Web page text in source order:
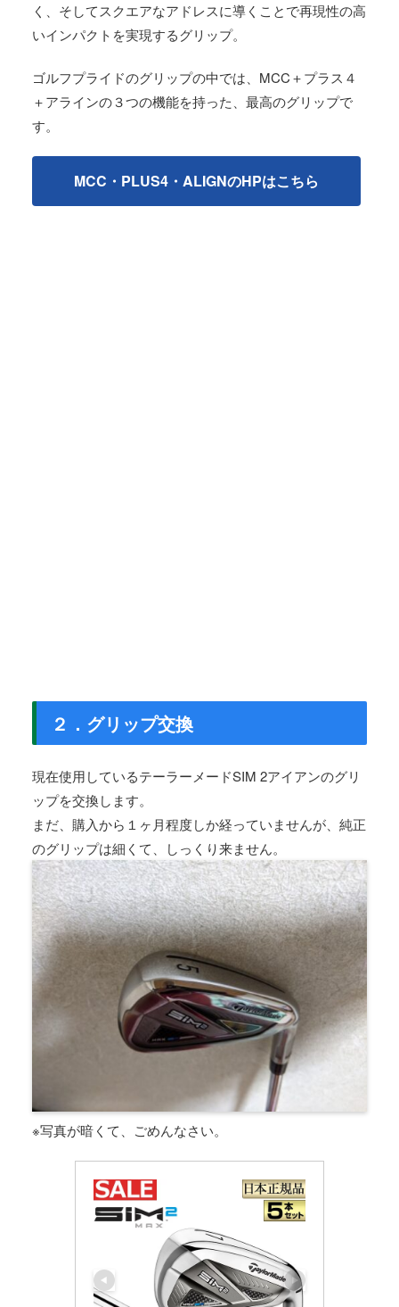
く、そしてスクエアなアドレスに導くことで再現性の高
いインパクトを実現するグリップ。
ゴルフプライドのグリップの中では、MCC＋プラス４
＋アラインの３つの機能を持った、最高のグリップで
す。
MCC・PLUS4・ALIGNのHPはこちら
２．グリップ交換
現在使用しているテーラーメードSIM 2アイアンのグリ
ップを交換します。
まだ、購入から１ヶ月程度しか経っていませんが、純正
のグリップは細くて、しっくり来ません。
※写真が暗くて、ごめんなさい。